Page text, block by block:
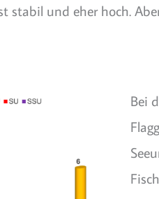
und eher hoch.
Bei